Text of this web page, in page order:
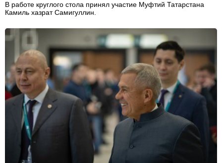
В работе круглого стола принял участие Муфтий Татарстана
Камиль хазрат Самигуллин.